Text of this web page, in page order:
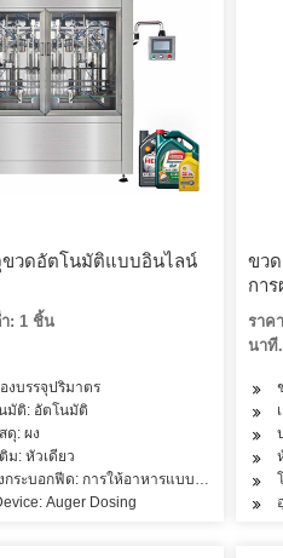
สัตว์, ขนมขบเคี้ยว, ข้าว, แป้ง, เครื่องป
ขวดอัตโนมัติแบบอินไลน์
: 1 ชิ้น
งบรรจุปริมาตร
มัติ: อัตโนมัติ
ดุ: ผง
ม: หัวเดียว
กระบอกฟีด: การให้อาหารแบบห้องเดียว
Auger Dosing
ขวด
กา
คา
บร
ราค
นาที